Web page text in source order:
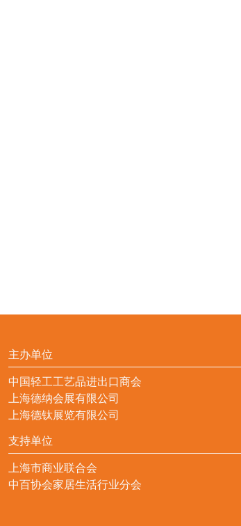
主办单位
中国轻工工艺品进出口商会
上海德纳会展有限公司
上海德钛展览有限公司
支持单位
上海市商业联合会
中百协会家居生活行业分会